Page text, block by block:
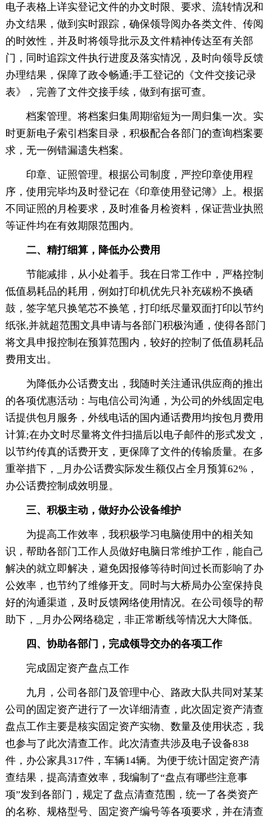
电子表格上详实登记文件的办文时限、要求、流转情况和
办文结果，做到实时跟踪，确保领导阅办各类文件、传阅
的时效性，并及时将领导批示及文件精神传达至有关部
门，同时追踪文件执行进度及落实情况，及时向领导反馈
办理结果，保障了政令畅通;手工登记的《文件交接记录
表》，完善了文件交接手续，做到有据可查。
档案管理。将档案归集周期缩短为一周归集一次。实
时更新电子索引档案目录，积极配合各部门的查询档案要
求，无一例错漏遗失档案。
印章、证照管理。根据公司制度，严控印章使用程
序，使用完毕均及时登记在《印章使用登记簿》上。根据
不同证照的月检要求，及时准备月检资料，保证营业执照
等证件均在有效期限范围内。
二、精打细算，降低办公费用
节能减排，从小处着手。我在日常工作中，严格控制
低值易耗品的耗用，例如打印机优先只补充碳粉不换硒
鼓，签字笔只换笔芯不换笔，打印纸尽量双面打印以节约
纸张,并就超范围文具申请与各部门积极沟通，使得各部门
将文具申报控制在预算范围内，较好的控制了低值易耗品
费用支出。
为降低办公话费支出，我随时关注通讯供应商的推出
的各项优惠活动：与电信公司沟通，为公司的外线固定电
话提供包月服务，外线电话的国内通话费用均按包月费用
计算;在办文时尽量将文件扫描后以电子邮件的形式发文，
以节约传真的话费开支，更保障了文件的传输质量。在多
重举措下，_月办公话费实际发生额仅占全月预算62%，
办公话费控制成效明显。
三、积极主动，做好办公设备维护
为提高工作效率，我积极学习电脑使用中的相关知
识，帮助各部门工作人员做好电脑日常维护工作，能自己
解决的就立即解决，避免因报修等待时间过长而影响了办
公效率，也节约了维修开支。同时与大桥局办公室保持良
好的沟通渠道，及时反馈网络使用情况。在公司 领导的帮
助下，_月办公网络稳定，非正常断线等情况大大降低。
四、协助各部门，完成领导交办的各项工作
完成固定资产盘点工作
九月，公司各部门及管理中心、路政大队共同对某某
公司的固定资产进行了一次详细清查，此次固定资产清查
盘点工作主要是核实固定资产实物、数量及使用状态，我
也参与了此次清查工作。此次清查共涉及电子设备838
件，办公家具317件，车辆14辆。为便于统计固定资产清
查结果，提高清查效率，我编制了“盘点有哪些注意事
项”发到各部门，规定了盘点清查范围，统一了各类资产
的名称、规格型号、固定资产编号等各项要求，并在清查